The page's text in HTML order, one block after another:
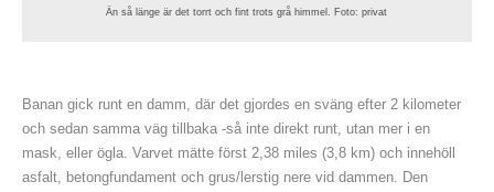
Än så länge är det torrt och fint trots grå himmel. Foto: privat
Banan gick runt en damm, där det gjordes en sväng efter 2 kilometer
och sedan samma väg tillbaka -så inte direkt runt, utan mer i en
mask, eller ögla. Varvet mätte först 2,38 miles (3,8 km) och innehöll
asfalt, betongfundament och grus/lerstig nere vid dammen. Den